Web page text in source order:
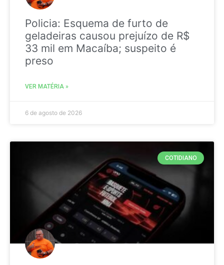
Policia: Esquema de furto de
geladeiras causou prejuízo de R$
33 mil em Macaíba; suspeito é
preso
VER MATÉRIA »
6 de agosto de 2026
COTIDIANO